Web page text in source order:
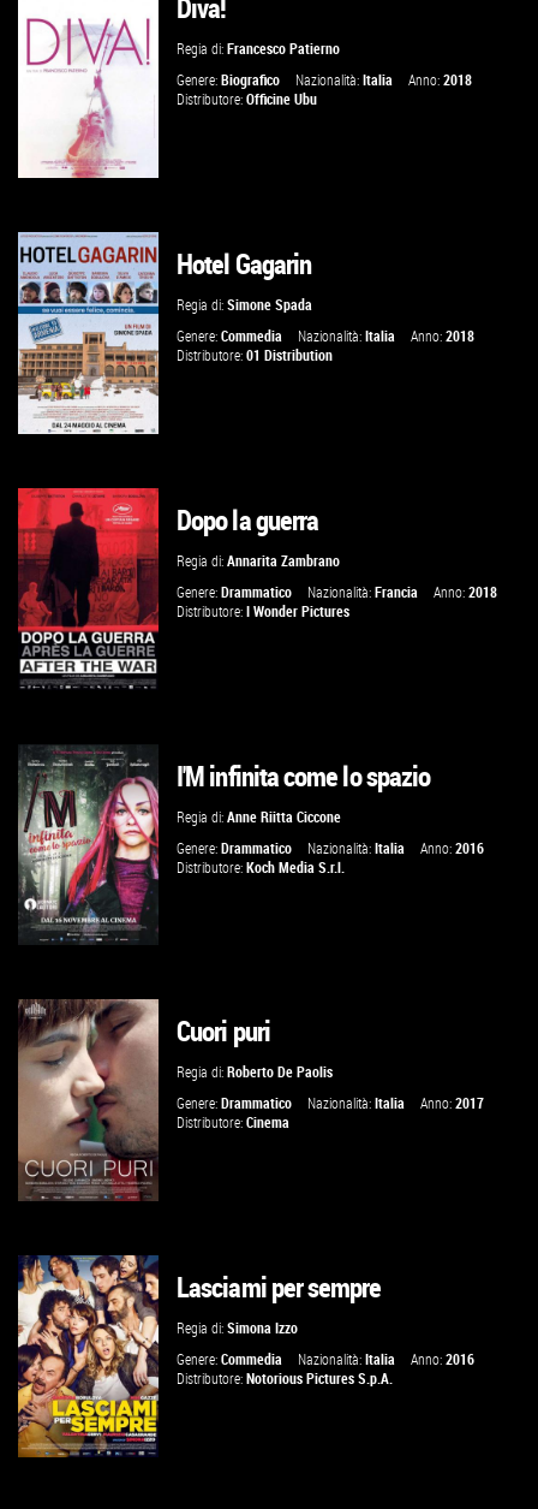
VAI ALLA SCHEDA
GUARDA IL TRAILER
VAI ALLA SCHEDA
Diva!
Regia di:Francesco Patierno
Genere:Biografico Nazionalità:Italia Anno:2018
Distributore:Officine Ubu
GUARDA IL TRAILER
VAI ALLA SCHEDA
Hotel Gagarin
Regia di:Simone Spada
Genere:Commedia Nazionalità:Italia Anno:2018
Distributore:01 Distribution
VAI ALLA SCHEDA
Dopo la guerra
Regia di:Annarita Zambrano
Genere:Drammatico Nazionalità:Francia Anno:2018
Distributore:I Wonder Pictures
GUARDA IL TRAILER
VAI ALLA SCHEDA
I'M infinita come lo spazio
Regia di:Anne Riitta Ciccone
Genere:Drammatico Nazionalità:Italia Anno:2016
Distributore:Koch Media S.r.l.
GUARDA IL TRAILER
VAI ALLA SCHEDA
Cuori puri
Regia di:Roberto De Paolis
Genere:Drammatico Nazionalità:Italia Anno:2017
Distributore:Cinema
Lasciami per sempre
Regia di:Simona Izzo
Genere:Commedia Nazionalità:Italia Anno:2016
Distributore:Notorious Pictures S.p.A.